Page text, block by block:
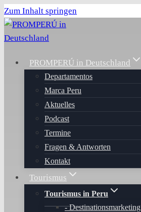
Zum Inhalt springen
PROMPERÚ in Deutschland
Departamentos
Marca Peru
Aktuelles
Podcast
Termine
Fragen & Antworten
Kontakt
Tourismus
Tourismus in Peru
Destinationsmarketing